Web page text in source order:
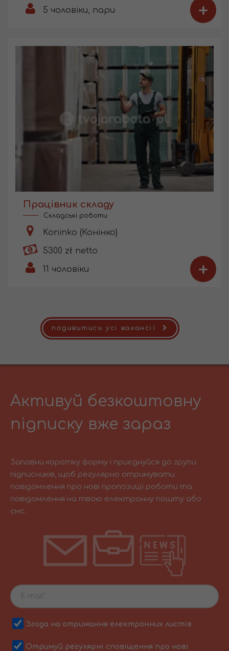
5 чоловіки, пари +
Працівник складу
Складські роботи
Koninko (Конінко)
5300 zł netto
11 чоловіки +
подивитись усі вакансії
Активуй безкоштовну
підписку вже зараз
Заповни коротку форму і приєднуйся до групи
підписників, щоб регулярно отримувати
повідомлення про нові пропозиції роботи та
повідомлення на твою електронну пошту або
смс.
Згода на отримання електронних листів
Отримуй регулярні сповіщення про нові